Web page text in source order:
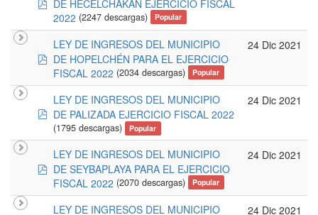
DE HECELCHAKÁN EJERCICIO FISCAL
2022 (2247 descargas) Popular
pdf
LEY DE INGRESOS DEL MUNICIPIO
DE HOPELCHÉN PARA EL EJERCICIO
FISCAL 2022 (2034 descargas) Popular
24 Dic 2021
pdf
LEY DE INGRESOS DEL MUNICIPIO
DE PALIZADA EJERCICIO FISCAL 2022
(1795 descargas) Popular
24 Dic 2021
pdf
LEY DE INGRESOS DEL MUNICIPIO
DE SEYBAPLAYA PARA EL EJERCICIO
FISCAL 2022 (2070 descargas) Popular
24 Dic 2021
LEY DE INGRESOS DEL MUNICIPIO 24 Dic 2021